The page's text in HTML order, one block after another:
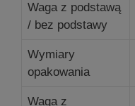
Waga z podstawą
/ bez podstawy
Wymiary
opakowania
Waga z